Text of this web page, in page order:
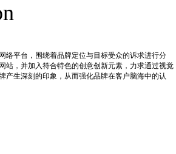
络平台，围绕着品牌定位与目标受众的诉求进行分
站，并加入符合特色的创意创新元素，力求通过视觉
产生深刻的印象，从而强化品牌在客户脑海中的认